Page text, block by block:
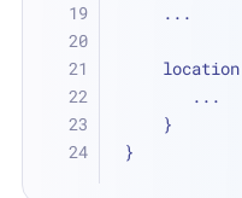
    ...
       ...
    }
}